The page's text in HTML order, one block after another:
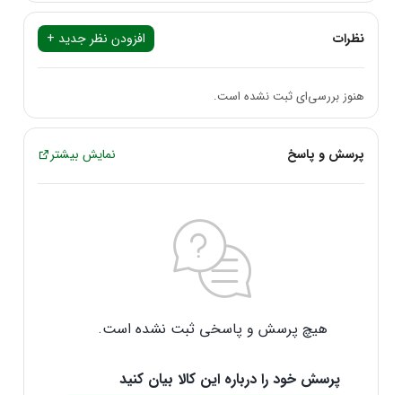
پورت‌های خروجی:
فناوری شارژ سریع:
توان خروجی کلی:
پلاستیک بهبود داده شده ABS
ایمنی بیشتری را در برابر آتش‌سوزی و حرارت
فراهم می‌کند. طراحی مقاوم و مستحکم این پاوربانک، آن را به یک
عملکرد و قابلیت‌ها
ولتاژ 5 ولت و شدت جریان 2 آمپر است که به شما امکان می‌دهد به
نظرات افزودن نظر جدید +
هنوز بررسی‌ای ثبت نشده است.
پرسش و پاسخ نمایش بیشتر
هیچ پرسش و پاسخی ثبت نشده است.
پرسش خود را درباره این کالا بیان کنید